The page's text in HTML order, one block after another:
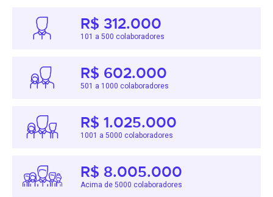
R$ 312.000
101 a 500 colaboradores
R$ 602.000
501 a 1000 colaboradores
R$ 1.025.000
1001 a 5000 colaboradores
R$ 8.005.000
Acima de 5000 colaboradores